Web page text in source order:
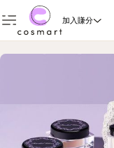
加入賺分